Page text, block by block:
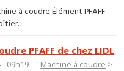
à coudre Élément PFAFF
PFAFF de chez LIDL
- 09h19 — Machine à coudre >